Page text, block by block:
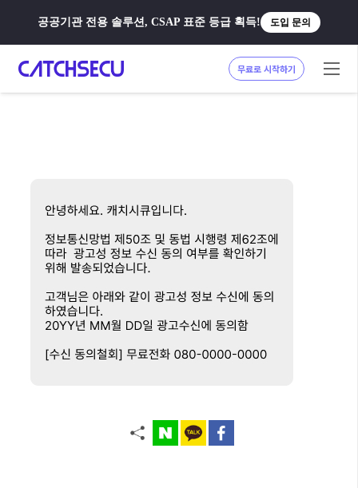
공공기관 전용 솔루션, CSAP 표준 등급 획득! 도입 문의
무료로 시작하기